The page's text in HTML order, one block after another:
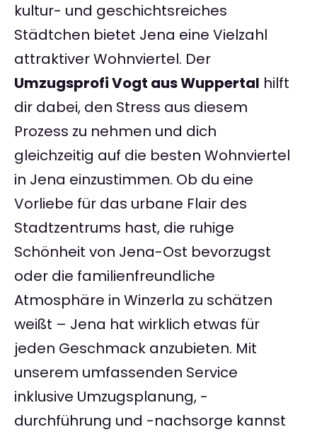
kultur- und geschichtsreiches
Städtchen bietet Jena eine Vielzahl
attraktiver Wohnviertel. Der
Umzugsprofi Vogt aus Wuppertal hilft
dir dabei, den Stress aus diesem
Prozess zu nehmen und dich
gleichzeitig auf die besten Wohnviertel
in Jena einzustimmen. Ob du eine
Vorliebe für das urbane Flair des
Stadtzentrums hast, die ruhige
Schönheit von Jena-Ost bevorzugst
oder die familienfreundliche
Atmosphäre in Winzerla zu schätzen
weißt – Jena hat wirklich etwas für
jeden Geschmack anzubieten. Mit
unserem umfassenden Service
inklusive Umzugsplanung, -
durchführung und -nachsorge kannst